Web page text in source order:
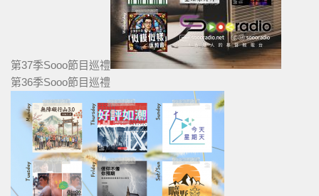
第37季Sooo節目巡禮
第36季Sooo節目巡禮